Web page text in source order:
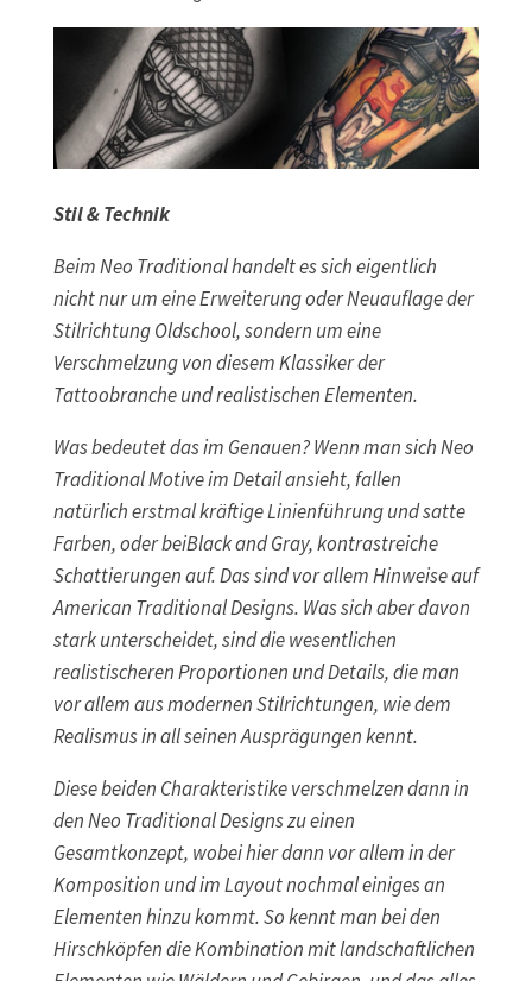
Stil & Technik
Beim Neo Traditional handelt es sich eigentlich
nicht nur um eine Erweiterung oder Neuauflage der
Stilrichtung Oldschool, sondern um eine
Verschmelzung von diesem Klassiker der
Tattoobranche und realistischen Elementen.
Was bedeutet das im Genauen? Wenn man sich Neo
Traditional Motive im Detail ansieht, fallen
natürlich erstmal kräftige Linienführung und satte
Farben, oder beiBlack and Gray, kontrastreiche
Schattierungen auf. Das sind vor allem Hinweise auf
American Traditional Designs. Was sich aber davon
stark unterscheidet, sind die wesentlichen
realistischeren Proportionen und Details, die man
vor allem aus modernen Stilrichtungen, wie dem
Realismus in all seinen Ausprägungen kennt.
Diese beiden Charakteristike verschmelzen dann in
den Neo Traditional Designs zu einen
Gesamtkonzept, wobei hier dann vor allem in der
Komposition und im Layout nochmal einiges an
Elementen hinzu kommt. So kennt man bei den
Hirschköpfen die Kombination mit landschaftlichen